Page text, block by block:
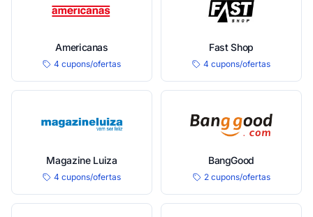
Americanas
4 cupons/ofertas
Fast Shop
4 cupons/ofertas
Magazine Luiza
4 cupons/ofertas
BangGood
2 cupons/ofertas